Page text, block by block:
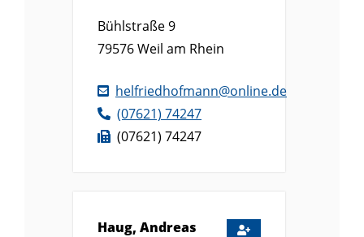
Bühlstraße 9
79576Weil am Rhein
helfriedhofmann@online.de
(07621) 74247
(07621) 74247
Haug, Andreas